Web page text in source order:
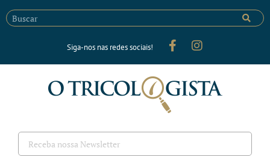
Siga-nos nas redes sociais!